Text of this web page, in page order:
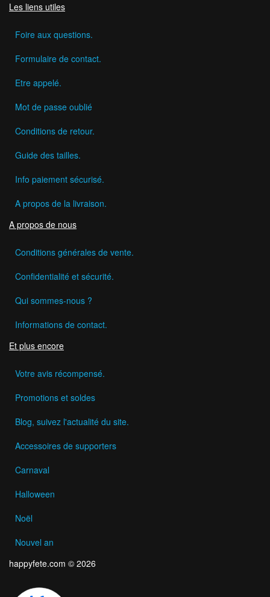
Les liens utiles
Foire aux questions.
Formulaire de contact.
Etre appelé.
Mot de passe oublié
Conditions de retour.
Guide des tailles.
Info paiement sécurisé.
A propos de la livraison.
A propos de nous
Conditions générales de vente.
Confidentialité et sécurité.
Qui sommes-nous ?
Informations de contact.
Et plus encore
Votre avis récompensé.
Promotions et soldes
Blog, suivez l'actualité du site.
Accessoires de supporters
Carnaval
Halloween
Noël
Nouvel an
happyfete.com © 2026